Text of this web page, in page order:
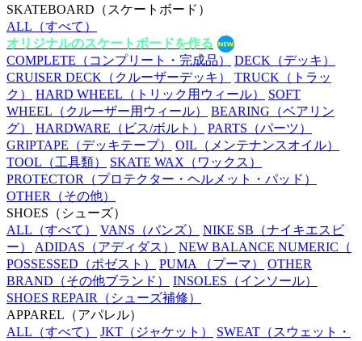
SKATEBOARD （スケートボード）
ALL （すべて）
オリジナルのスケートボードを作る
COMPLETE （コンプリート・完成品） DECK （デッキ）
CRUISER DECK （クルーザーデッキ） TRUCK （トラッ
ク）
HARD WHEEL （トリック用ウィール）
SOFT
WHEEL （クルーザー用ウィール） BEARING （ベアリン
グ）
HARDWARE （ビス/ボルト） PARTS （パーツ）
GRIPTAPE （デッキテープ） OIL （メンテナンスオイル）
TOOL （工具類） SKATE WAX （ワックス）
PROTECTOR （プロテクター・ヘルメット・パッド）
OTHER （その他）
SHOES （シューズ）
ALL （すべて） VANS （バンズ） NIKE SB （ナイキエスビ
ー）
ADIDAS （アディダス） NEW BALANCE NUMERIC （
POSSESSED （ポゼスト） PUMA （プーマ）
OTHER
BRAND （その他ブランド） INSOLES （インソール）
SHOES REPAIR （シューズ補修）
APPAREL （アパレル）
ALL （すべて） JKT （ジャケット） SWEAT （スウェット・